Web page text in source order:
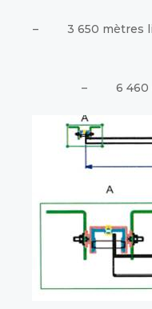
– 3 650 mètres
– 6 460